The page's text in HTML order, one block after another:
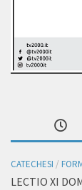
CATECHESI /
LECTIO XI